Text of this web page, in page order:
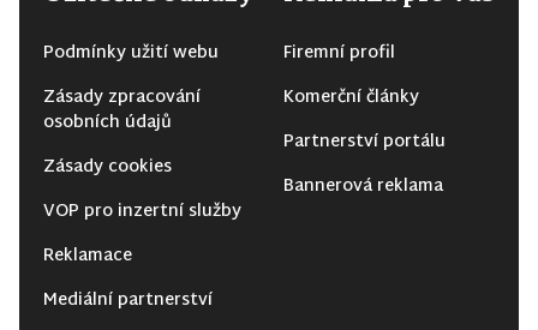
Podmínky užití webu
Zásady zpracování
osobních údajů
Zásady cookies
VOP pro inzertní služby
Reklamace
Mediální partnerství
Firemní profil
Komerční články
Partnerství portálu
Bannerová reklama